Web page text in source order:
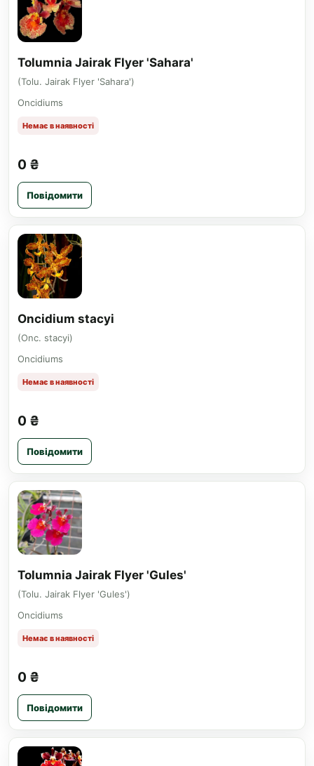
Tolumnia Jairak Flyer 'Sahara'
(Tolu. Jairak Flyer 'Sahara')
Oncidiums
Немає в наявності
0 ₴
Повідомити
Oncidium stacyi
(Onc. stacyi)
Oncidiums
Немає в наявності
0 ₴
Повідомити
Tolumnia Jairak Flyer 'Gules'
(Tolu. Jairak Flyer 'Gules')
Oncidiums
Немає в наявності
0 ₴
Повідомити